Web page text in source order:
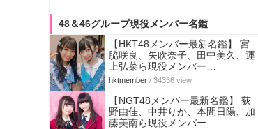
48＆46グループ現役メンバー名鑑
【HKT48メンバー最新名鑑】 宮
脇咲良、矢吹奈子、田中美久、運
上弘菜ら現役メンバー…
hktmember / 34336 view
【NGT48メンバー最新名鑑】 荻
野由佳、中井りか、本間日陽、加
藤美南ら現役メンバー…